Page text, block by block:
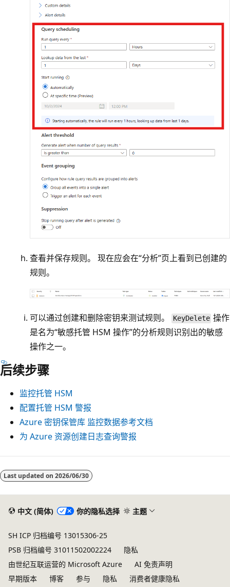
查看并保存规则。 现在应会在“分析”页上看到已创建的
规则。
可以通过创建和删除密钥来测试规则。 KeyDelete 操作
是名为“敏感托管 HSM 操作”的分析规则识别出的敏感
操作之一。
后续步骤
监控托管 HSM
配置托管 HSM 警报
Azure 密钥保管库 监控数据参考文档
为 Azure 资源创建日志查询警报
Last updated on 2026/06/30
中文 (简体) 你的隐私选择 主题
SH ICP 归档编号 13015306-25
PSB 归档编号 31011502002224
隐私
由世纪互联运营的 Microsoft Azure
AI 免责声明
早期版本
博客 参与 隐私 消费者健康隐私